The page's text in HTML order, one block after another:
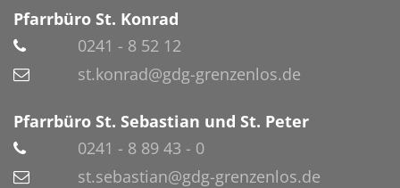
Pfarrbüro St. Konrad
0241 - 8 52 12
st.konrad@gdg-grenzenlos.de
Pfarrbüro St. Sebastian und St. Peter
0241 - 8 89 43 - 0
st.sebastian@gdg-grenzenlos.de